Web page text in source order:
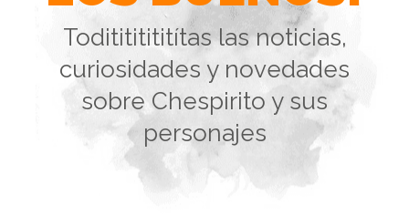
Toditititititítas las noticias,
curiosidades y novedades
sobre Chespirito y sus
personajes